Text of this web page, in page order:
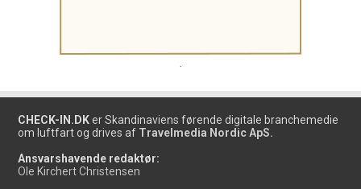
CHECK-IN.DK er Skandinaviens førende digitale branchemedie
om luftfart og drives af Travelmedia Nordic ApS.
Ansvarshavende redaktør:
Ole Kirchert Christensen